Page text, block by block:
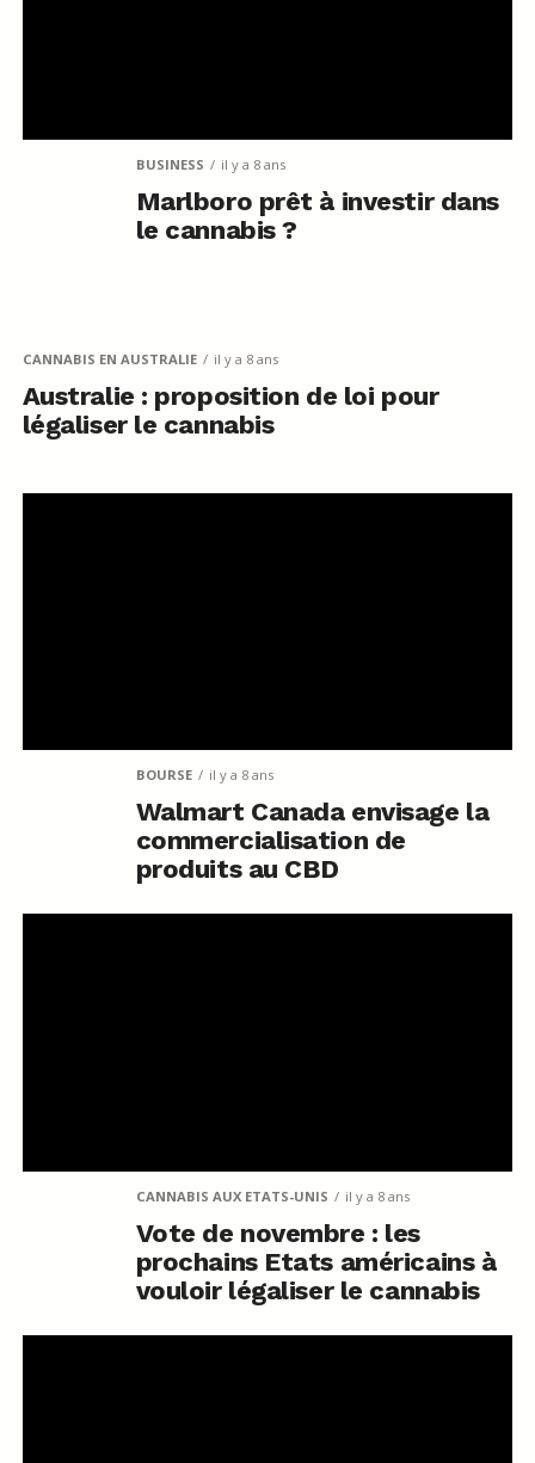
BUSINESS il y a 8 ans
Marlboro prêt à investir dans
le cannabis ?
CANNABIS EN AUSTRALIE il y a 8 ans
Australie : proposition de loi pour
légaliser le cannabis
BOURSE il y a 8 ans
Walmart Canada envisage la
commercialisation de
produits au CBD
CANNABIS AUX ETATS-UNIS il y a 8 ans
Vote de novembre : les
prochains Etats américains à
vouloir légaliser le cannabis